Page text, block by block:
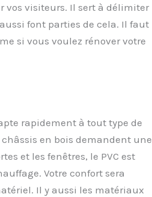
vos visiteurs. Il sert à délimiter
font parties de cela. Il faut
si vous voulez rénover votre
rapidement à tout type de
en bois demandent une
et les fenêtres, le PVC est
Votre confort sera
Il y aussi les matériaux